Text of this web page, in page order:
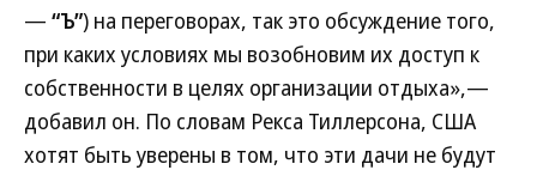
— “Ъ”) на переговорах, так это обсуждение того,
при каких условиях мы возобновим их доступ к
собственности в целях организации отдыха»,—
добавил он. По словам Рекса Тиллерсона, США
хотят быть уверены в том, что эти дачи не будут